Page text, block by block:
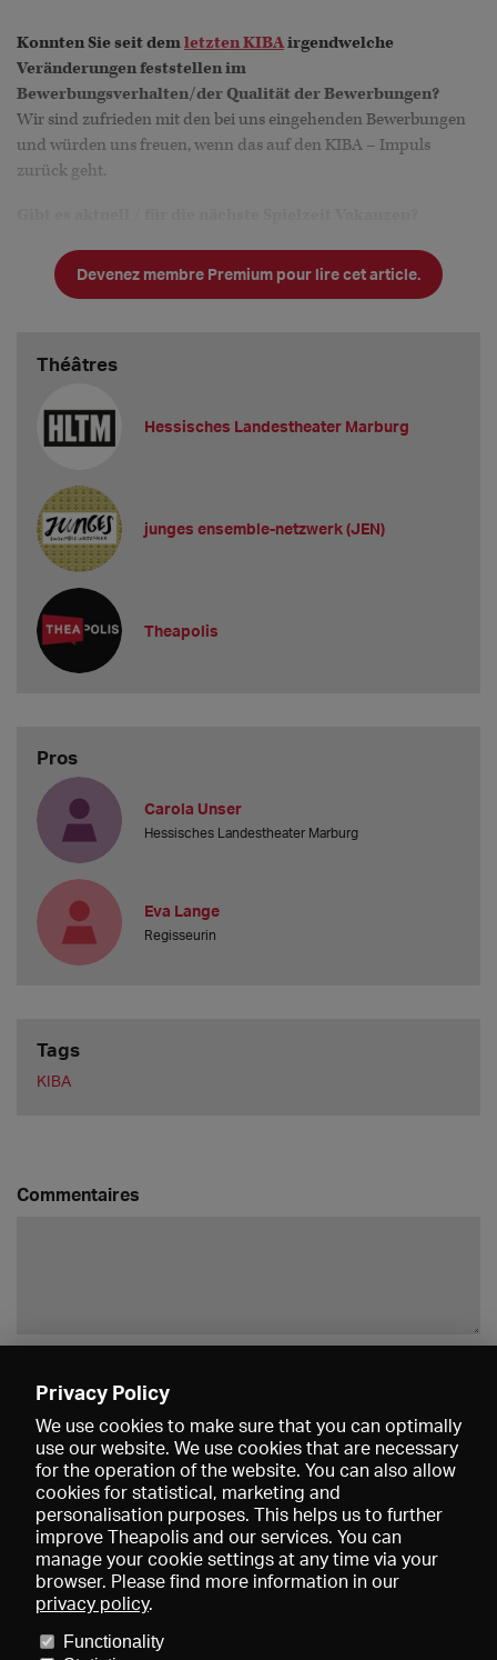
Konnten Sie seit demletzten KIBAirgendwelche
Veränderungen feststellen im
Bewerbungsverhalten/der Qualität der Bewerbungen?
Wir sind zufrieden mit den bei uns eingehenden Bewerbungen
und würden uns freuen, wenn das auf den KIBA – Impuls
zurück geht.
Devenez membre Premium pour lire cet article.
Théâtres
Hessisches Landestheater Marburg
junges ensemble-netzwerk (JEN)
Theapolis
Pros
Carola Unser
Hessisches Landestheater Marburg
Eva Lange
Regisseurin
Tags
KIBA
Commentaires
Données médiatiques
Privacy Policy
We use cookies to make sure that you can optimally
use our website. We use cookies that are necessary
for the operation of the website. You can also allow
cookies for statistical, marketing and
personalisation purposes. This helps us to further
improve Theapolis and our services. You can
manage your cookie settings at any time via your
browser. Please find more information in our
privacy policy.
Functionality